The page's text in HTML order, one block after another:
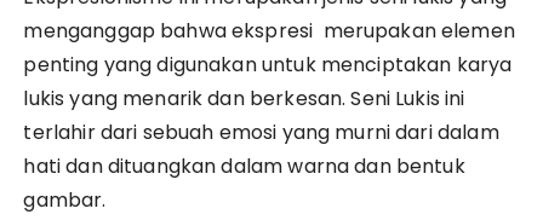
menganggap bahwa ekspresi merupakan elemen
penting yang digunakan untuk menciptakan karya
lukis yang menarik dan berkesan. Seni Lukis ini
terlahir dari sebuah emosi yang murni dari dalam
hati dan dituangkan dalam warna dan bentuk
gambar.